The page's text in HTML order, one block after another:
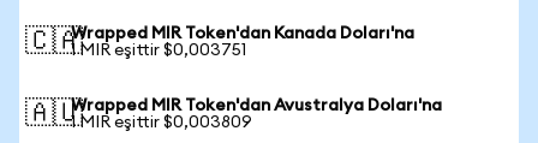
🇨🇦Wrapped MIR Token'dan Kanada Doları'na
1 MIR eşittir $0,003751
🇦🇺Wrapped MIR Token'dan Avustralya Doları'na
1 MIR eşittir $0,003809